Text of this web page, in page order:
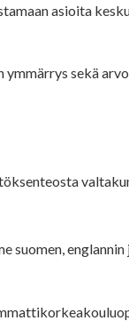
asioita
sekä
englannin